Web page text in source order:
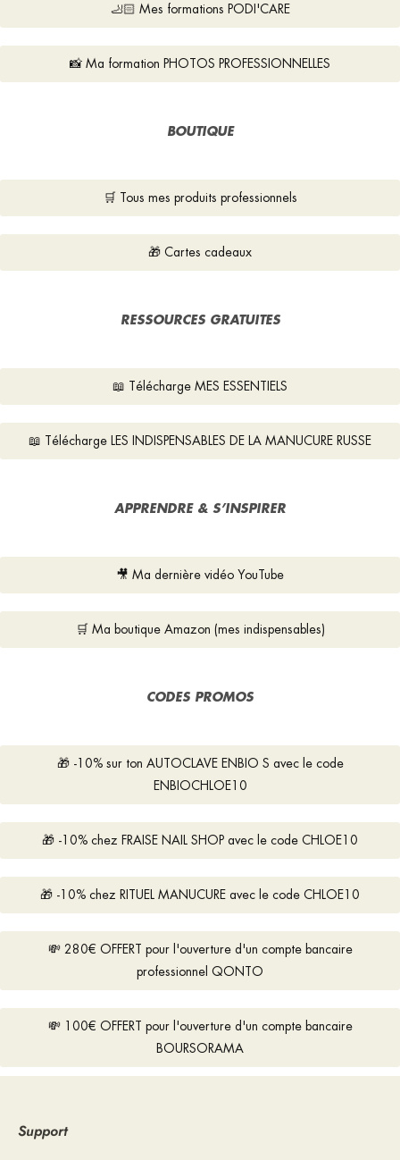
🦶🏻 Mes formations PODI'CARE
📸 Ma formation PHOTOS PROFESSIONNELLES
BOUTIQUE
🛒 Tous mes produits professionnels
🎁 Cartes cadeaux
RESSOURCES GRATUITES
📖 Télécharge MES ESSENTIELS
📖 Télécharge LES INDISPENSABLES DE LA MANUCURE RUSSE
APPRENDRE & S’INSPIRER
🎥 Ma dernière vidéo YouTube
🛒 Ma boutique Amazon (mes indispensables)
CODES PROMOS
🎁 -10% sur ton AUTOCLAVE ENBIO S avec le code
ENBIOCHLOE10
🎁 -10% chez FRAISE NAIL SHOP avec le code CHLOE10
🎁 -10% chez RITUEL MANUCURE avec le code CHLOE10
💸 280€ OFFERT pour l'ouverture d'un compte bancaire
professionnel QONTO
💸 100€ OFFERT pour l'ouverture d'un compte bancaire
BOURSORAMA
Support